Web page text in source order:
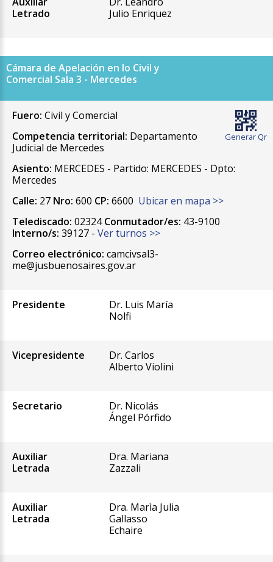
Letrado
Julio Enriquez
Cámara de Apelación en lo Civil y
Comercial Sala 3 - Mercedes
Generar Qr
Fuero: Civil y Comercial
Competencia territorial: Departamento
Judicial de Mercedes
Asiento: MERCEDES - Partido: MERCEDES - Dpto:
Mercedes
Calle: 27 Nro: 600 CP: 6600 Ubicar en mapa >>
Telediscado: 02324Conmutador/es: 43-9100
Interno/s: 39127 - Ver turnos >>
Correo electrónico: camcivsal3-
me@jusbuenosaires.gov.ar
Presidente
Dr. Luis María
Nolfi
Vicepresidente
Dr. Carlos
Alberto Violini
Secretario
Dr. Nicolás
Ángel Pórfido
Auxiliar
Letrada
Dra. Mariana
Zazzali
Auxiliar
Letrada
Dra. Marìa Julia
Gallasso
Echaire